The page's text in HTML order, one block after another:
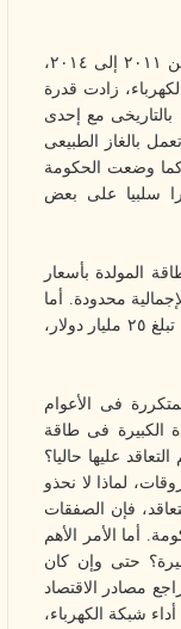
بالنظر للوضع فى مصر، نجد أن مصر عانت من انقطاعات متكررة للكهرباء فى الفترة من ٢٠١١ إلى ٢٠١٤،
زادت قدرة
بالتاريخى مع إحدى
يقارب ٥٠٪ عن طريق محطات تعمل بالغاز الطبيعى
إجمالية تقارب ١٠ مليارات دولار. كما وضعت الحكومة
سلبيا على بعض
المولدة بأسعار
محدودة. أما
الجديد فهو محطة الطاقة النووية الذى تم التعاقد عليها مع الجانب الروسى بإجمالى تكلفة تبلغ ٢٥ مليار دولار،
فى الأعوام
الكبيرة فى طاقة
عليها حاليا؟
لماذا لا نحذو
فإن الصفقات
أما الأمر الأهم
حتى وإن كان
مصادر الاقتصاد
شبكة الكهرباء،